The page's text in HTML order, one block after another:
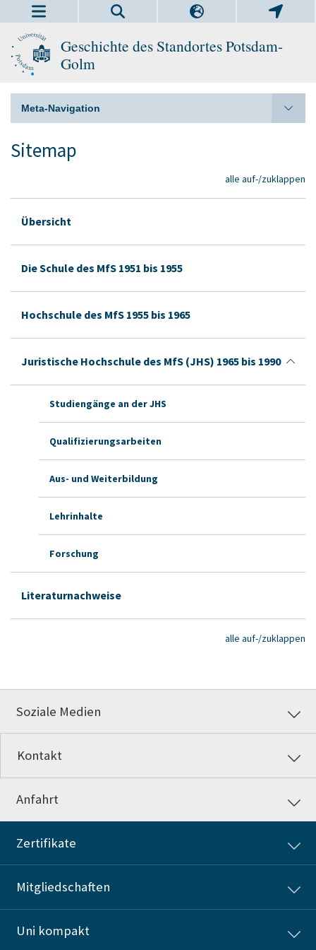
Geschichte des Standortes Potsdam-
Golm
Meta-Navigation
Sitemap
alle auf-/zuklappen
Übersicht
Die Schule des MfS 1951 bis 1955
Hochschule des MfS 1955 bis 1965
Juristische Hochschule des MfS (JHS) 1965 bis 1990
Studiengänge an der JHS
Qualifizierungsarbeiten
Aus- und Weiterbildung
Lehrinhalte
Forschung
Literaturnachweise
alle auf-/zuklappen
Soziale Medien
Kontakt
Anfahrt
Zertifikate
Mitgliedschaften
Uni kompakt